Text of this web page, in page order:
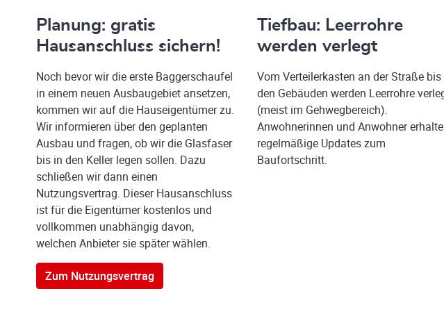
Planung: gratis
Hausanschluss sichern!
Noch bevor wir die erste Baggerschaufel
in einem neuen Ausbaugebiet ansetzen,
kommen wir auf die Hauseigentümer zu.
Wir informieren über den geplanten
Ausbau und fragen, ob wir die Glasfaser
bis in den Keller legen sollen. Dazu
schließen wir dann einen
Nutzungsvertrag. Dieser Hausanschluss
ist für die Eigentümer kostenlos und
vollkommen unabhängig davon,
welchen Anbieter sie später wählen.
Zum Nutzungsvertrag
Tiefbau: Leerrohre
werden verlegt
Vom Verteilerkasten an der Straße bis
den Gebäuden werden Leerrohre
(meist im Gehwegbereich).
Anwohnerinnen und Anwohner
regelmäßige Updates zum
Baufortschritt.